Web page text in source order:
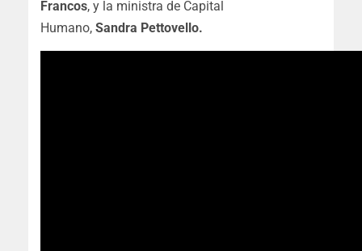
Francos, y la ministra de Capital
Humano, Sandra Pettovello.